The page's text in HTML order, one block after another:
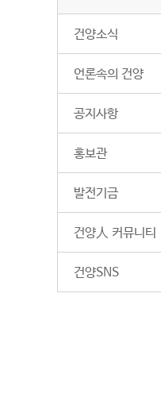
건양소식
언론속의 건양
공지사항
홍보관
발전기금
건양人 커뮤니티
건양SNS